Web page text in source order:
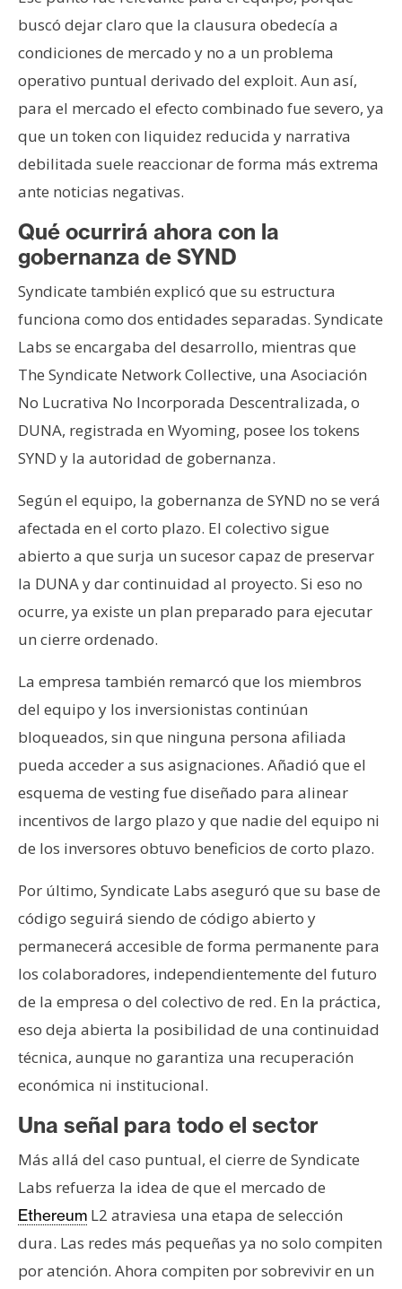
buscó dejar claro que la clausura obedecía a
condiciones de mercado y no a un problema
operativo puntual derivado del exploit. Aun así,
para el mercado el efecto combinado fue severo, ya
que un token con liquidez reducida y narrativa
debilitada suele reaccionar de forma más extrema
ante noticias negativas.
Qué ocurrirá ahora con la
gobernanza de SYND
Syndicate también explicó que su estructura
funciona como dos entidades separadas. Syndicate
Labs se encargaba del desarrollo, mientras que
The Syndicate Network Collective, una Asociación
No Lucrativa No Incorporada Descentralizada, o
DUNA, registrada en Wyoming, posee los tokens
SYND y la autoridad de gobernanza.
Según el equipo, la gobernanza de SYND no se verá
afectada en el corto plazo. El colectivo sigue
abierto a que surja un sucesor capaz de preservar
la DUNA y dar continuidad al proyecto. Si eso no
ocurre, ya existe un plan preparado para ejecutar
un cierre ordenado.
La empresa también remarcó que los miembros
del equipo y los inversionistas continúan
bloqueados, sin que ninguna persona afiliada
pueda acceder a sus asignaciones. Añadió que el
esquema de vesting fue diseñado para alinear
incentivos de largo plazo y que nadie del equipo ni
de los inversores obtuvo beneficios de corto plazo.
Por último, Syndicate Labs aseguró que su base de
código seguirá siendo de código abierto y
permanecerá accesible de forma permanente para
los colaboradores, independientemente del futuro
de la empresa o del colectivo de red. En la práctica,
eso deja abierta la posibilidad de una continuidad
técnica, aunque no garantiza una recuperación
económica ni institucional.
Una señal para todo el sector
Más allá del caso puntual, el cierre de Syndicate
Labs refuerza la idea de que el mercado de
Ethereum L2 atraviesa una etapa de selección
dura. Las redes más pequeñas ya no solo compiten
por atención. Ahora compiten por sobrevivir en un